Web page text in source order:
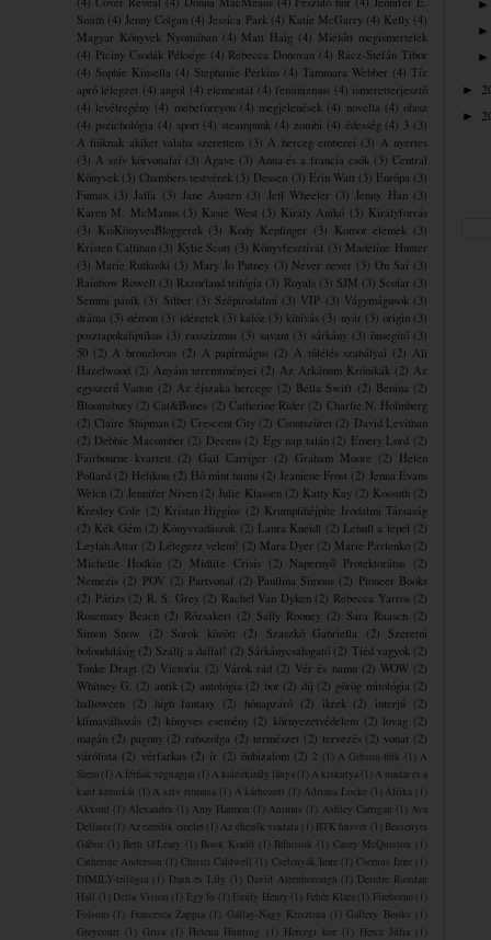
Smith (4) Jenny Colgan (4) Jessica Park (4) Katie McGarry (4) Kelly (4)
Magyar Könyvek Nyomában (4) Matt Haig (4) Mielőtt megismertelek
(4) Piciny Csodák Péksége (4) Rebecca Donovan (4) Rácz-Stefán Tibor
(4) Sophie Kinsella (4) Stephanie Perkins (4) Tammara Webber (4) Tíz
apró lélegzet (4) angol (4) elementál (4) feminizmus (4) ismeretterjesztő
(4) levélregény (4) mebeforeyou (4) megjelenések (4) novella (4) olasz
(4) pszichológia (4) sport (4) steampunk (4) zombi (4) édesség (4) 3 (3)
A fiúknak akiket valaha szerettem (3) A herceg emberei (3) A nyertes
(3) A szív körvonalai (3) Agave (3) Anna és a francia csók (3) Central
Könyvek (3) Chambers testvérek (3) Dessen (3) Erin Watt (3) Európa (3)
Fumax (3) Jaffa (3) Jane Austen (3) Jeff Wheeler (3) Jenny Han (3)
Karen M. McManus (3) Kasie West (3) Király Anikó (3) Királyforrás
(3) KisKönyvesBloggerek (3) Kody Keplinger (3) Komor elemek (3)
Kristen Callihan (3) Kylie Scott (3) Könyvfesztivál (3) Madeline Hunter
(3) Marie Rutkoski (3) Mary Jo Putney (3) Never never (3) On Sai (3)
Rainbow Rowell (3) Razorland trilógia (3) Royals (3) SJM (3) Scolar (3)
Semmi pánik (3) Silber (3) Szépirodalmi (3) VIP (3) Vágymágusok (3)
dráma (3) démon (3) idézetek (3) kalóz (3) kihívás (3) nyár (3) origin (3)
posztapokaliptikus (3) rasszizmus (3) savant (3) sárkány (3) önsegítő (3)
50 (2) A bronzlovas (2) A papírmágus (2) A túlélés szabályai (2) Ali
Hazelwood (2) Anyám teremtményei (2) Az Arkánum Krónikák (2) Az
egyszerű Vadon (2) Az éjszaka hercege (2) Bella Swift (2) Benina (2)
Bloomsbury (2) Cat&Bones (2) Catherine Rider (2) Charlie N. Holmberg
(2) Claire Shipman (2) Crescent City (2) Csontszüret (2) David Levithan
(2) Debbie Macomber (2) Decens (2) Egy nap talán (2) Emery Lord (2)
Fairbourne kvartett (2) Gail Carriger (2) Graham Moore (2) Helen
Pollard (2) Helikon (2) Hó mint hamu (2) Jeaniene Frost (2) Jenna Evans
Welch (2) Jennifer Niven (2) Julie Klassen (2) Katty Kay (2) Kossuth (2)
Kresley Cole (2) Kristan Higgins (2) Krumplihéjpite ​Irodalmi Társaság
(2) Kék Gém (2) Könyvvadászok (2) Laura Kneidl (2) Lehull a lepel (2)
Leylah Attar (2) Lélegezz velem! (2) Mara Dyer (2) Marie Pavlenko (2)
Michelle Hodkin (2) Midlife Crisis (2) Napernyő Protektorátus (2)
Nemezis (2) POV (2) Partvonal (2) Paullina Simons (2) Pioneer Books
(2) Párizs (2) R. S. Grey (2) Rachel Van Dyken (2) Rebecca Yarros (2)
Rosemary Beach (2) Rózsakert (2) Sally Rooney (2) Sara Raasch (2)
Simon Snow
(2) Sorok között (2) Szaszkó Gabriella (2)
Szeretni
bolondulásig (2) Szállj a dallal! (2) Sárkánycsalogató (2) Tiéd vagyok (2)
Tonke Dragt (2) Victoria (2) Várok rád (2) Vér és hamu (2) WOW (2)
Whitney G. (2) antik (2) antológia (2) bor (2) díj (2) görög mitológia (2)
halloween (2) high fantasy (2) hónapzáró (2) ikrek (2) interjú (2)
klímaváltozás (2) könyves esemény (2) környezetvédelem (2) lovag (2)
magán (2) pagony (2) rabszolga (2) természet (2) tervezés (2) vonat (2)
várólista (2) vérfarkas (2) ír (2) önbizalom (2) 2 (1) A Gibson-fiúk (1) A
Szem (1) A férfiak végnapjai (1) A kalózkirály lánya (1) A kiskutya (1) A madár és a
kard krónikái
(1) A szív ritmusa (1) A ​kárhozott (1) Adriana Locke (1) Afrika
(1)
Akkord
(1) Alexandra (1) Amy Harmon (1) Animus (1) Ashley Carrigan (1) Ava
Dellaira (1) Az ezredik emelet (1) Az éhezők viadala (1) BTK húsvét (1) Bessenyei
Gábor
(1) Beth O'Leary (1) Book Kiadó (1) Bűnösök (1) Casey McQuiston
(1)
Catherine Anderson
(1) Christi Caldwell (1) Cselenyák Imre (1) Csernus Imre
(1)
DIMILY-trilógia
(1) Dash és Lily (1) David Attenborough (1) Deirdre Riordan
Hall
(1) Delta Vision (1) Egy fo (1) Emily Henry (1) Fehér Klára (1) Fireborne (1)
Folsom
(1) Francesca Zappia (1) Gallay-Nagy Krisztina (1) Gallery Books
(1)
Greycourt
(1) Grisa (1) Helena Hunting (1) Hercegi kör (1) Hercz Júlia
(1)
►
►